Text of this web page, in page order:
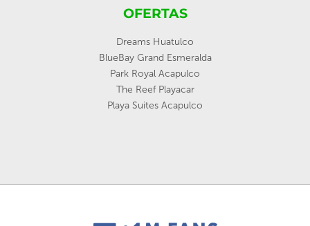
OFERTAS
Dreams Huatulco
BlueBay Grand Esmeralda
Park Royal Acapulco
The Reef Playacar
Playa Suites Acapulco